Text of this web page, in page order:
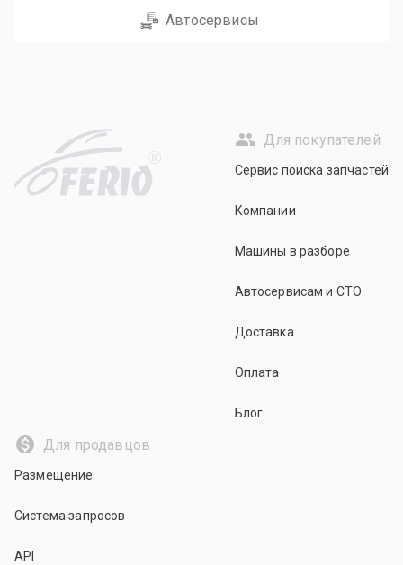
Автосервисы
R
Для покупателей
Сервис поиска запчастей
Компании
Машины в разборе
Автосервисам и СТО
Доставка
Оплата
Блог
Для продавцов
Размещение
Система запросов
API